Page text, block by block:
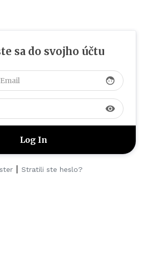
sa do svojho účtu
face
visibility
| Stratili ste heslo?